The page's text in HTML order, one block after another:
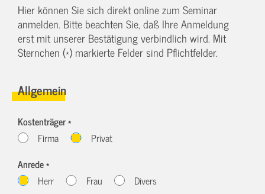
Hier können Sie sich direkt online zum Seminar
anmelden. Bitte beachten Sie, daß Ihre Anmeldung
erst mit unserer Bestätigung verbindlich wird. Mit
Sternchen (*) markierte Felder sind Pflichtfelder.
Allgemein
Kostenträger *
Firma
Privat
Anrede *
Herr
Frau Divers